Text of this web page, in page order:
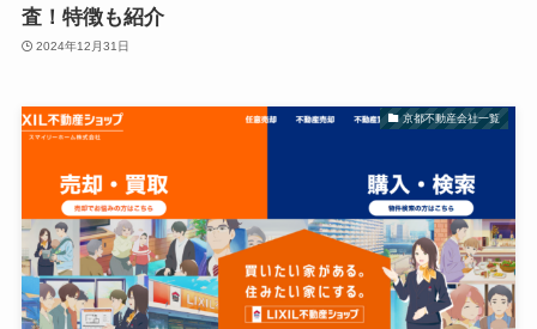
査！特徴も紹介
2024年12月31日
京都不動産会社一覧